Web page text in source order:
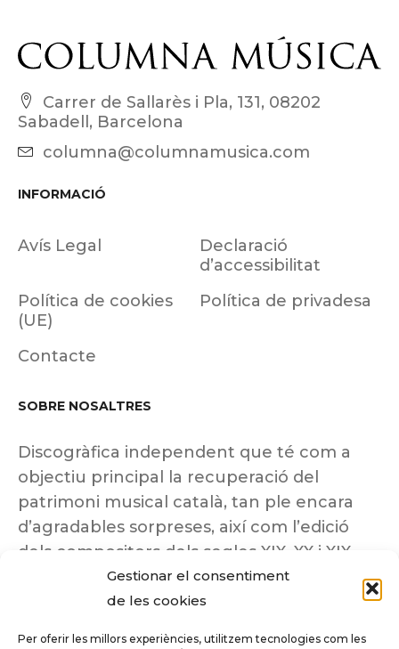
Gestionar el consentiment
de les cookies
Per oferir les millors experiències, utilitzem tecnologies com les
Carrer de Sallarès i Pla, 131, 08202
Sabadell, Barcelona
columna@columnamusica.com
INFORMACIÓ
Avís Legal
Declaració
d’accessibilitat
Política de cookies
(UE)
Política de privadesa
Contacte
SOBRE NOSALTRES
Discogràfica independent que té com a
objectiu principal la recuperació del
patrimoni musical català, tan ple encara
d’agradables sorpreses, així com l’edició
dels compositors dels segles XIX, XX i XIX
insuficientment coneguts.